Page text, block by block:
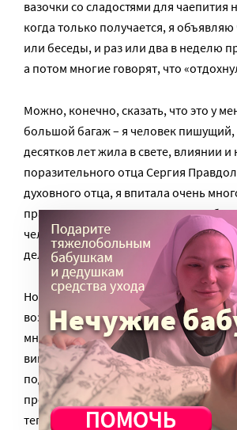
вазочки со сладостями для чаепития
когда только получается, я объявляю
или беседы, и раз или два в неделю
а потом многие говорят, что
Можно, конечно, сказать, что это у
большой багаж – я человек пишущий,
десятков лет жила в свете, влиянии и
поразительного отца Сергия
духовного отца, я впитала очень
православного мыслителя, и еще
человека совсем непубличного. Вот и
делиться.
Но удивительное дело, я интуитивно
возрождать сам стиль быта, ушедшего
мне знакомого, только смутно
винтажная фарфоровая посуда (или
подделка под нее), оранжевый абажур,
преобразивший копеечный лофт-
теплом успокаивающем свете читать